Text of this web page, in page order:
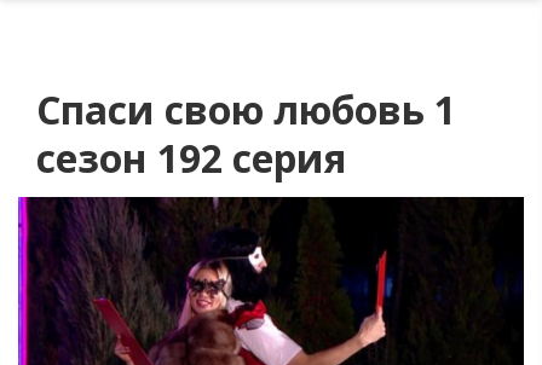
Спаси свою любовь 1
сезон 192 серия